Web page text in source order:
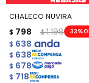
CHALECO NUVIRA
$ 798 $ 1.198 33
$ 638
$ 638
$ 678
$ 718